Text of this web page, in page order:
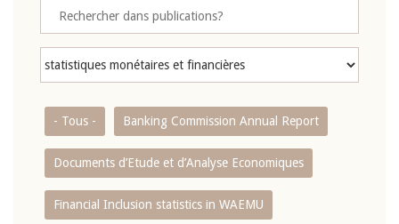
- Tous - Banking Commission Annual Report
Documents d’Etude et d’Analyse Economiques
Financial Inclusion statistics in WAEMU